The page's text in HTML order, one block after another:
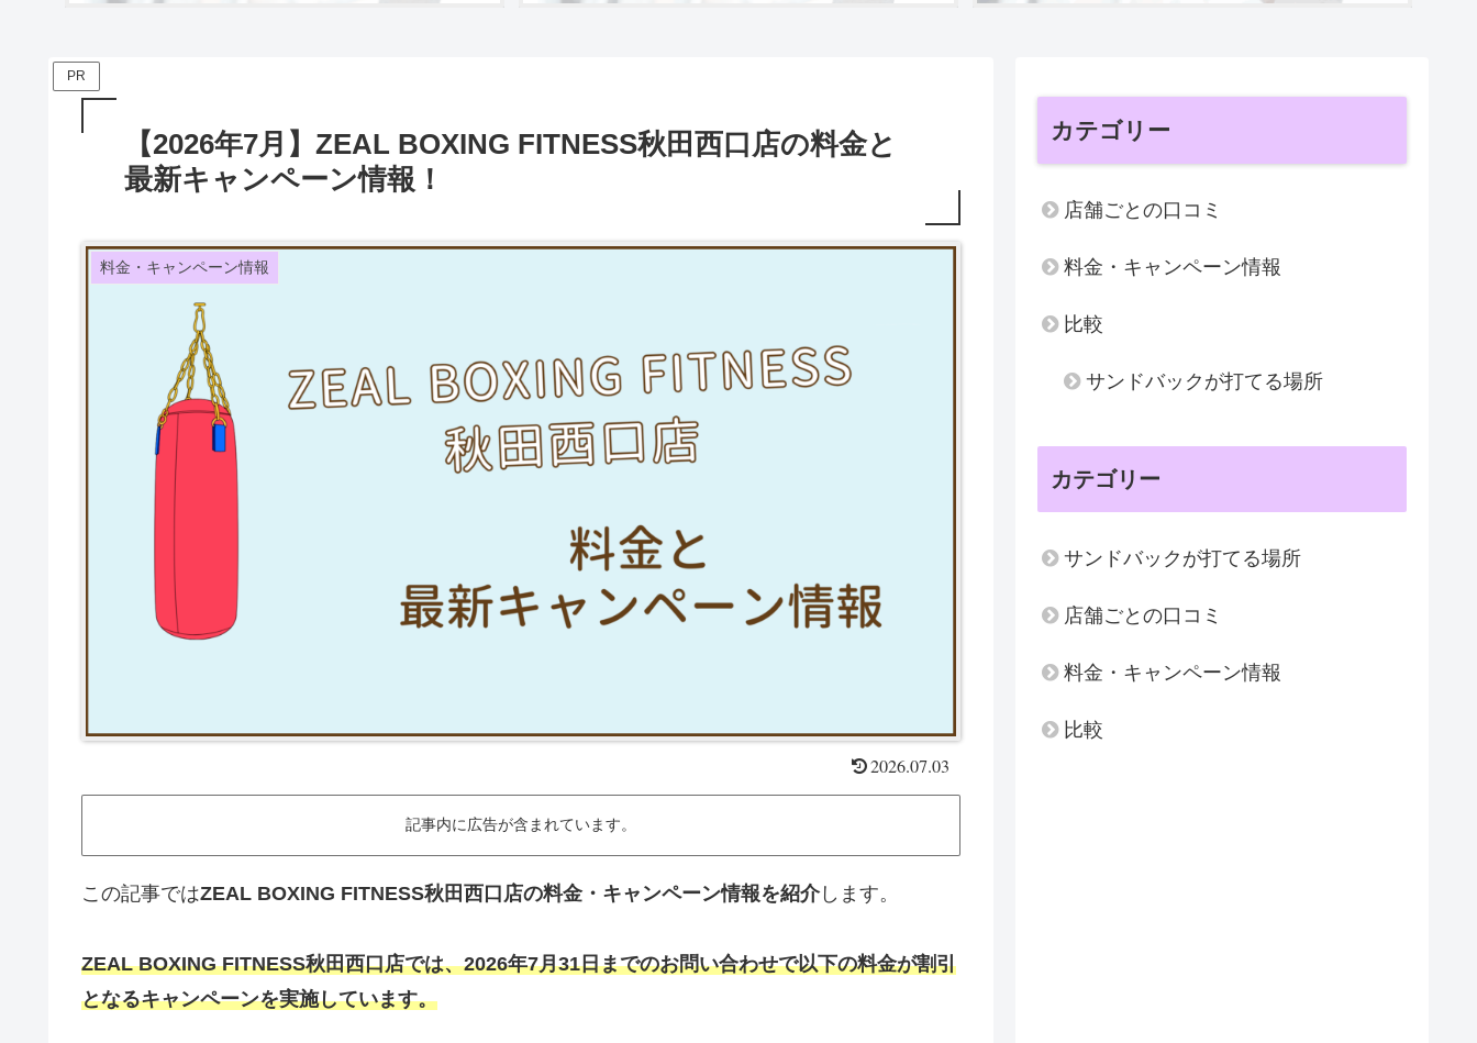
PR
【2026年7月】ZEAL BOXING FITNESS秋田西口店の料金と
最新キャンペーン情報！
料金・キャンペーン情報
2026.07.03
記事内に広告が含まれています。
この記事ではZEAL BOXING FITNESS秋田西口店の料金・キャンペーン情報を紹介します。
ZEAL BOXING FITNESS秋田西口店では、2026年7月31日までのお問い合わせで以下の料金が割引
となるキャンペーンを実施しています。
カテゴリー
店舗ごとの口コミ
料金・キャンペーン情報
比較
サンドバックが打てる場所
カテゴリー
サンドバックが打てる場所
店舗ごとの口コミ
料金・キャンペーン情報
比較